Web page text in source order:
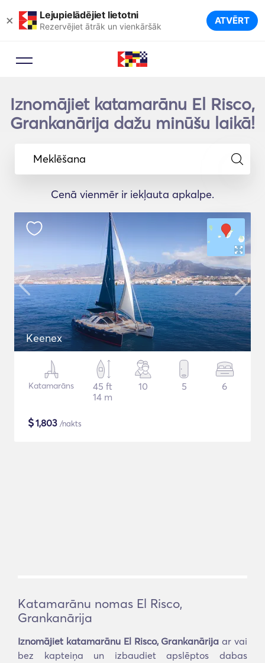
× Lejupielādējiet lietotni
Rezervējiet ātrāk un vienkāršāk ATVĒRT
Iznomājiet katamarānu El Risco,
Grankanārija dažu minūšu laikā!
Meklēšana
Cenā vienmēr ir iekļauta apkalpe.
Keenex
Katamarāns
45 ft
14 m
10 5 6
$1,803 /nakts
Katamarānu nomas El Risco,
Grankanārija
Iznomājiet katamarānu El Risco, Grankanārija ar vai
bez kapteiņa un izbaudiet apslēptos dabas